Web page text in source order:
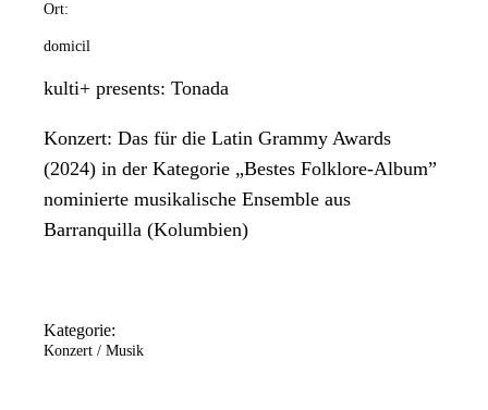
Ort:
domicil
kulti+ presents: Tonada
Konzert: Das für die Latin Grammy Awards
(2024) in der Kategorie „Bestes Folklore-Album”
nominierte musikalische Ensemble aus
Barranquilla (Kolumbien)
Kategorie:
Konzert / Musik